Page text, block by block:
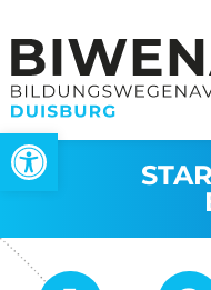
Werkzeugleiste öffnen